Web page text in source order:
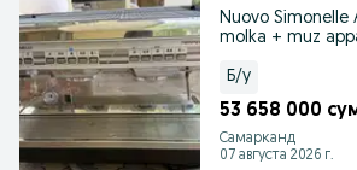
Nuovo Simonelle
molka + muz
Б/у
53 658 000
Самарканд
07 августа 2026 г.